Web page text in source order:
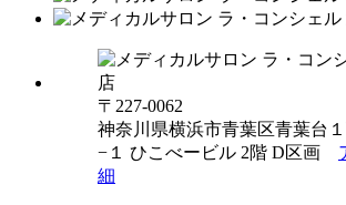
〒227-0062
神奈川県横浜市青葉区青葉台
−１ ひこべービル 2階 D区画
細